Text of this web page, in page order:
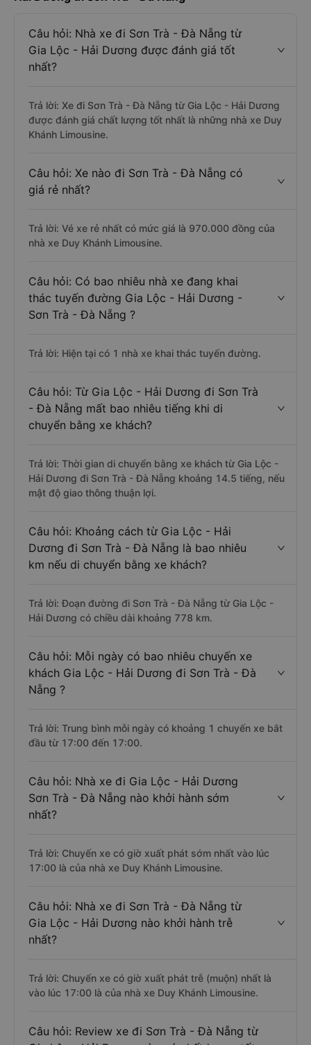
Câu hỏi: Nhà xe đi Sơn Trà - Đà Nẵng từ
Gia Lộc - Hải Dương được đánh giá tốt
nhất?
Trả lời: Xe đi Sơn Trà - Đà Nẵng từ Gia Lộc - Hải Dương
được đánh giá chất lượng tốt nhất là những nhà xe Duy
Khánh Limousine.
Câu hỏi: Xe nào đi Sơn Trà - Đà Nẵng có
giá rẻ nhất?
Trả lời: Vé xe rẻ nhất có mức giá là 970.000 đồng của
nhà xe Duy Khánh Limousine.
Câu hỏi: Có bao nhiêu nhà xe đang khai
thác tuyến đường Gia Lộc - Hải Dương -
Sơn Trà - Đà Nẵng ?
Trả lời: Hiện tại có 1 nhà xe khai thác tuyến đường.
Câu hỏi: Từ Gia Lộc - Hải Dương đi Sơn Trà
- Đà Nẵng mất bao nhiêu tiếng khi di
chuyển bằng xe khách?
Trả lời: Thời gian di chuyển bằng xe khách từ Gia Lộc -
Hải Dương đi Sơn Trà - Đà Nẵng khoảng 14.5 tiếng, nếu
mật độ giao thông thuận lợi.
Câu hỏi: Khoảng cách từ Gia Lộc - Hải
Dương đi Sơn Trà - Đà Nẵng là bao nhiêu
km nếu di chuyển bằng xe khách?
Trả lời: Đoạn đường đi Sơn Trà - Đà Nẵng từ Gia Lộc -
Hải Dương có chiều dài khoảng 778 km.
Câu hỏi: Mỗi ngày có bao nhiêu chuyến xe
khách Gia Lộc - Hải Dương đi Sơn Trà - Đà
Nẵng ?
Trả lời: Trung bình mỗi ngày có khoảng 1 chuyến xe bắt
đầu từ 17:00 đến 17:00.
Câu hỏi: Nhà xe đi Gia Lộc - Hải Dương
Sơn Trà - Đà Nẵng nào khởi hành sớm
nhất?
Trả lời: Chuyến xe có giờ xuất phát sớm nhất vào lúc
17:00 là của nhà xe Duy Khánh Limousine.
Câu hỏi: Nhà xe đi Sơn Trà - Đà Nẵng từ
Gia Lộc - Hải Dương nào khởi hành trễ
nhất?
Trả lời: Chuyến xe có giờ xuất phát trễ (muộn) nhất là
vào lúc 17:00 là của nhà xe Duy Khánh Limousine.
Câu hỏi: Review xe đi Sơn Trà - Đà Nẵng từ